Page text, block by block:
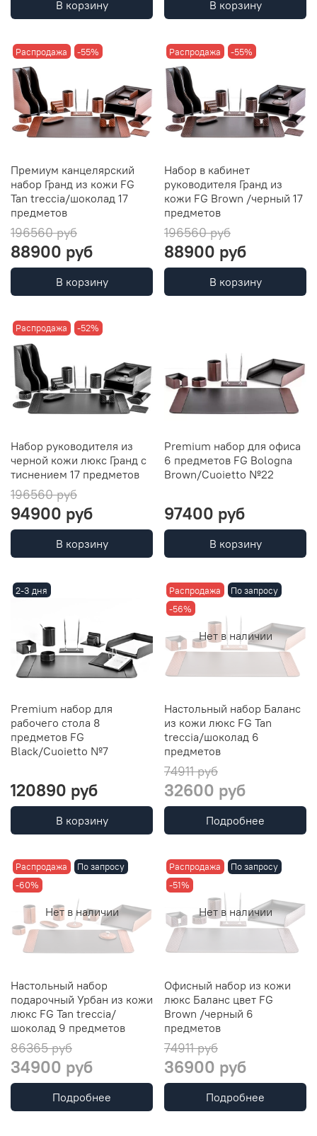
В корзину В корзину
Распродажа -55%
Премиум канцелярский
набор Гранд из кожи FG
Tan treccia/шоколад 17
предметов
196560 руб
88900 руб
В корзину
Распродажа -55%
Набор в кабинет
руководителя Гранд из
кожи FG Brown /черный 17
предметов
196560 руб
88900 руб
В корзину
Распродажа -52%
Набор руководителя из
черной кожи люкс Гранд с
тиснением 17 предметов
196560 руб
94900 руб
В корзину
Premium набор для офиса
6 предметов FG Bologna
Brown/Cuoietto №22
97400 руб
В корзину
2-3 дня
Premium набор для
рабочего стола 8
предметов FG
Black/Cuoietto №7
120890 руб
В корзину
Нет в наличии
Распродажа
По запросу
-56%
Настольный набор Баланс
из кожи люкс FG Tan
treccia/шоколад 6
предметов
74911 руб
32600 руб
Подробнее
Нет в наличии
Распродажа
По запросу
-60%
Настольный набор
подарочный Урбан из кожи
люкс FG Tan treccia/
шоколад 9 предметов
86365 руб
34900 руб
Подробнее
Нет в наличии
Распродажа
По запросу
-51%
Офисный набор из кожи
люкс Баланс цвет FG
Brown /черный 6
предметов
74911 руб
36900 руб
Подробнее